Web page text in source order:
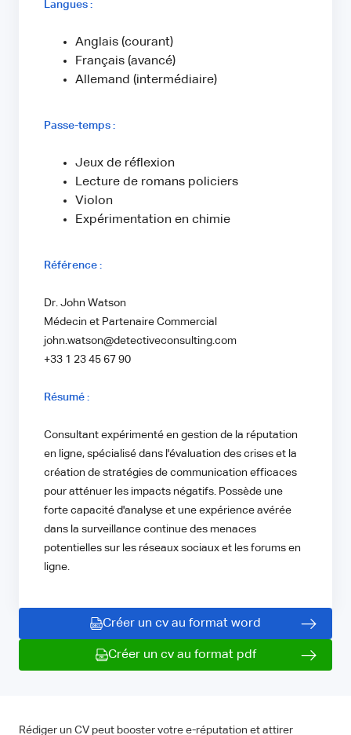
Langues :
Anglais (courant)
Français (avancé)
Allemand (intermédiaire)
Passe-temps :
Jeux de réflexion
Lecture de romans policiers
Violon
Expérimentation en chimie
Référence :
Dr. John Watson
Médecin et Partenaire Commercial
john.watson@detectiveconsulting.com
+33 1 23 45 67 90
Résumé :
Consultant expérimenté en gestion de la réputation
en ligne, spécialisé dans l'évaluation des crises et la
création de stratégies de communication efficaces
pour atténuer les impacts négatifs. Possède une
forte capacité d'analyse et une expérience avérée
dans la surveillance continue des menaces
potentielles sur les réseaux sociaux et les forums en
ligne.
Créer un cv au format word
Créer un cv au format pdf
Rédiger un CV peut booster votre e-réputation et attirer